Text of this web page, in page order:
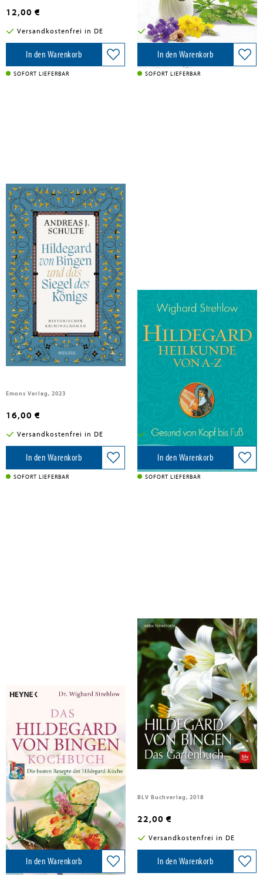
12,00 €
Versandkostenfrei in DE
In den Warenkorb
SOFORT LIEFERBAR
18,00 €
Versandkostenfrei in DE
In den Warenkorb
SOFORT LIEFERBAR
Schulte, Andreas J.
Hildegard von Bingen und das
Siegel des Königs
Emons Verlag, 2023
16,00 €
Versandkostenfrei in DE
In den Warenkorb
SOFORT LIEFERBAR
Strehlow, Wighard
Hildegard-Heilkunde von A - Z
Knaur MensSana TB, 2019
Versandkostenfrei in DE
In den Warenkorb
SOFORT LIEFERBAR
Strehlow, Wighard
Das Hildegard-von-Bingen-
Kochbuch
Heyne Taschenbuch, 2008
14,00 €
Versandkostenfrei in DE
In den Warenkorb
Tornieporth, Gerda
Hildegard von Bingen
BLV Buchverlag, 2018
22,00 €
Versandkostenfrei in DE
In den Warenkorb